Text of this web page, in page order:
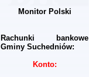
Monitor Polski
Rachunki bankowe
Gminy Suchedniów:
Konto: